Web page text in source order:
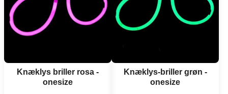
Knæklys briller rosa -
onesize
Knæklys-briller grøn -
onesize